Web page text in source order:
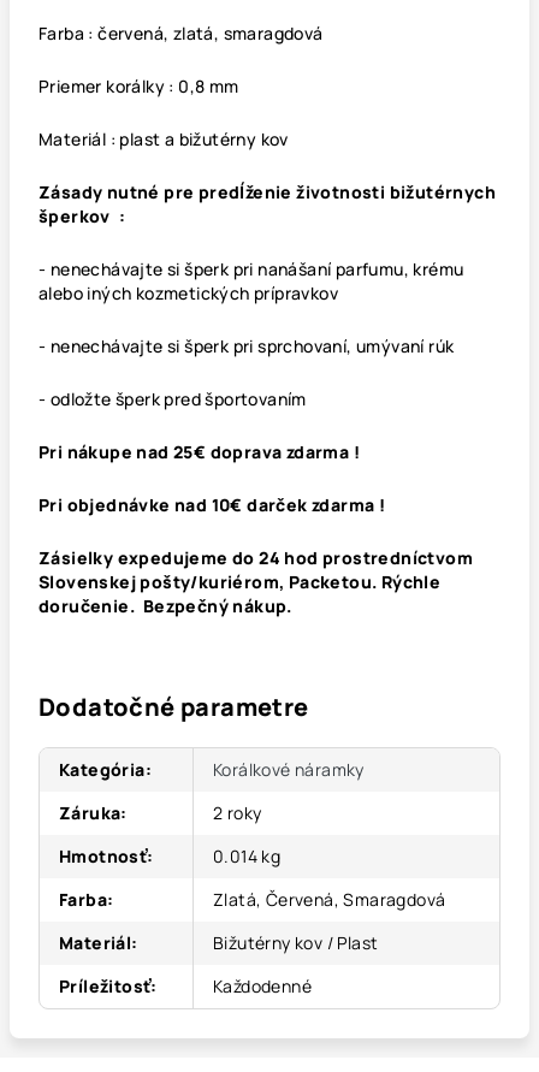
Farba : červená, zlatá, smaragdová
Priemer korálky : 0,8 mm
Materiál : plast a bižutérny kov
Zásady nutné pre predĺženie životnosti bižutérnych
šperkov :
- nenechávajte si šperk pri nanášaní parfumu, krému
alebo iných kozmetických prípravkov
- nenechávajte si šperk pri sprchovaní, umývaní rúk
- odložte šperk pred športovaním
Pri nákupe nad 25€ doprava zdarma !
Pri objednávke nad 10€ darček zdarma !
Zásielky expedujeme do 24 hod prostredníctvom
Slovenskej pošty/kuriérom, Packetou. Rýchle
doručenie. Bezpečný nákup.
Dodatočné parametre
Kategória:
Korálkové náramky
Záruka:
2 roky
Hmotnosť:
0.014 kg
Farba:
Zlatá, Červená, Smaragdová
Materiál:
Bižutérny kov / Plast
Príležitosť: Každodenné